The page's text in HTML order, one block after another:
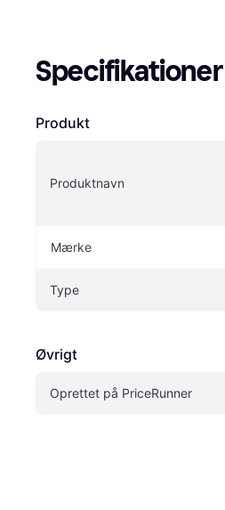
Specifikationer
Produkt
Produktnavn
Mærke
Type
Øvrigt
Oprettet på PriceRunner